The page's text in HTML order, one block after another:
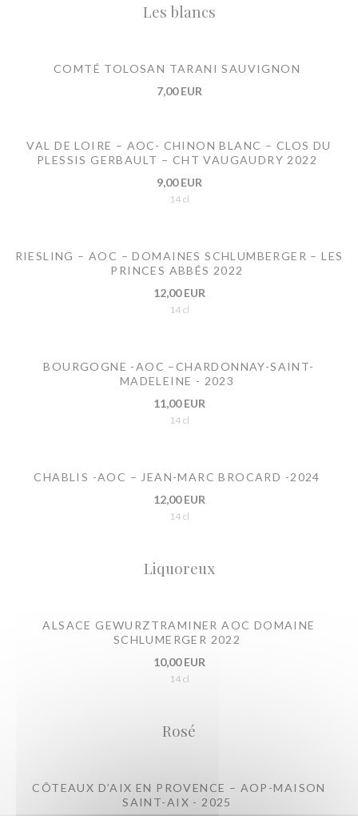
Les blancs
COMTÉ TOLOSAN TARANI SAUVIGNON
7,00 EUR
VAL DE LOIRE – AOC- CHINON BLANC – CLOS DU
PLESSIS GERBAULT – CHT VAUGAUDRY 2022
9,00 EUR
14 cl
RIESLING – AOC – DOMAINES SCHLUMBERGER – LES
PRINCES ABBÉS 2022
12,00 EUR
14 cl
BOURGOGNE -AOC –CHARDONNAY-SAINT-
MADELEINE - 2023
11,00 EUR
14 cl
CHABLIS -AOC – JEAN-MARC BROCARD -2024
12,00 EUR
14 cl
Liquoreux
ALSACE GEWURZTRAMINER AOC DOMAINE
SCHLUMERGER 2022
10,00 EUR
14 cl
Rosé
CÔTEAUX D’AIX EN PROVENCE – AOP-MAISON
SAINT-AIX - 2025